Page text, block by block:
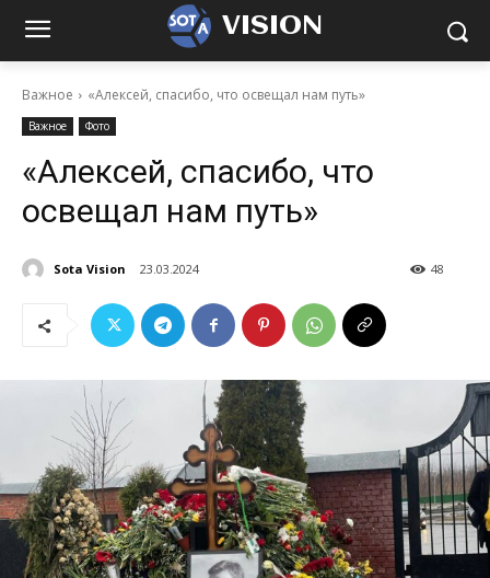
VISION
Важное «Алексей, спасибо, что освещал нам путь»
Важное Фото
«Алексей, спасибо, что
освещал нам путь»
Sota Vision 23.03.2024 48